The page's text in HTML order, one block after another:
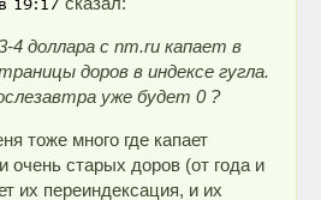
4 доллара с nm.ru капает в
доров в индексе гугла.
уже будет 0 ?
тоже много где капает
очень старых доров (от года и
их переиндексация, и их